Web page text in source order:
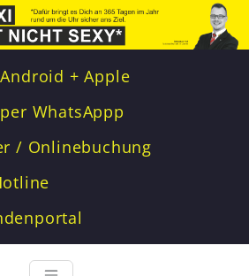
+ Apple
WhatsAppp
/ Onlinebuchung